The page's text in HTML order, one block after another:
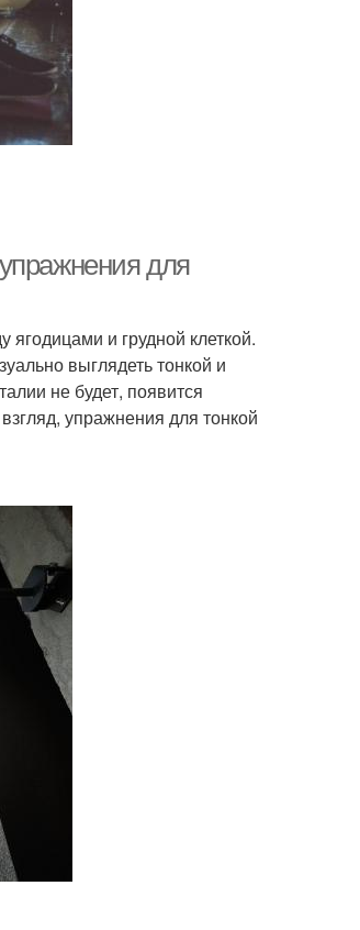
для
и грудной клеткой.
выглядеть тонкой и
не будет, появится
упражнения для тонкой